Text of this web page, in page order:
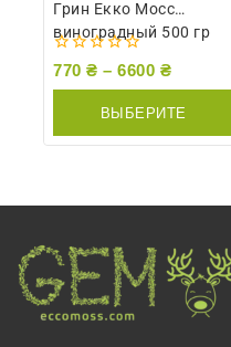
Грин Екко Мосс
виноградный 500 гр
0
770 ₴ – 6600 ₴
ВЫБЕРИТЕ
ПАРАМЕТРЫ